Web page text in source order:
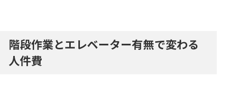
階段作業とエレベーター有無で変わる
人件費